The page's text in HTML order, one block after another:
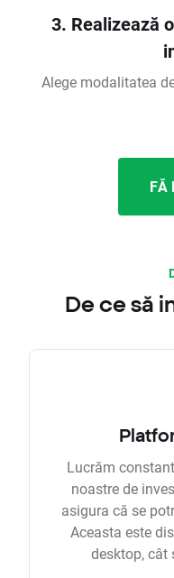
3. Realizează
Alege modalitatea
FĂ
De ce să
Lucrăm
noastre de
asigura că se
Aceasta este
desktop, cât